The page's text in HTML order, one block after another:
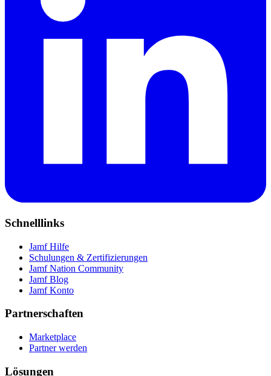
Schnelllinks
Jamf Hilfe
Schulungen & Zertifizierungen
Jamf Nation Community
Jamf Blog
Jamf Konto
Partnerschaften
Marketplace
Partner werden
Lösungen